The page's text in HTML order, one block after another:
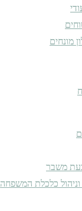
מונחים
משבר
וניהול כלכלת המשפחה